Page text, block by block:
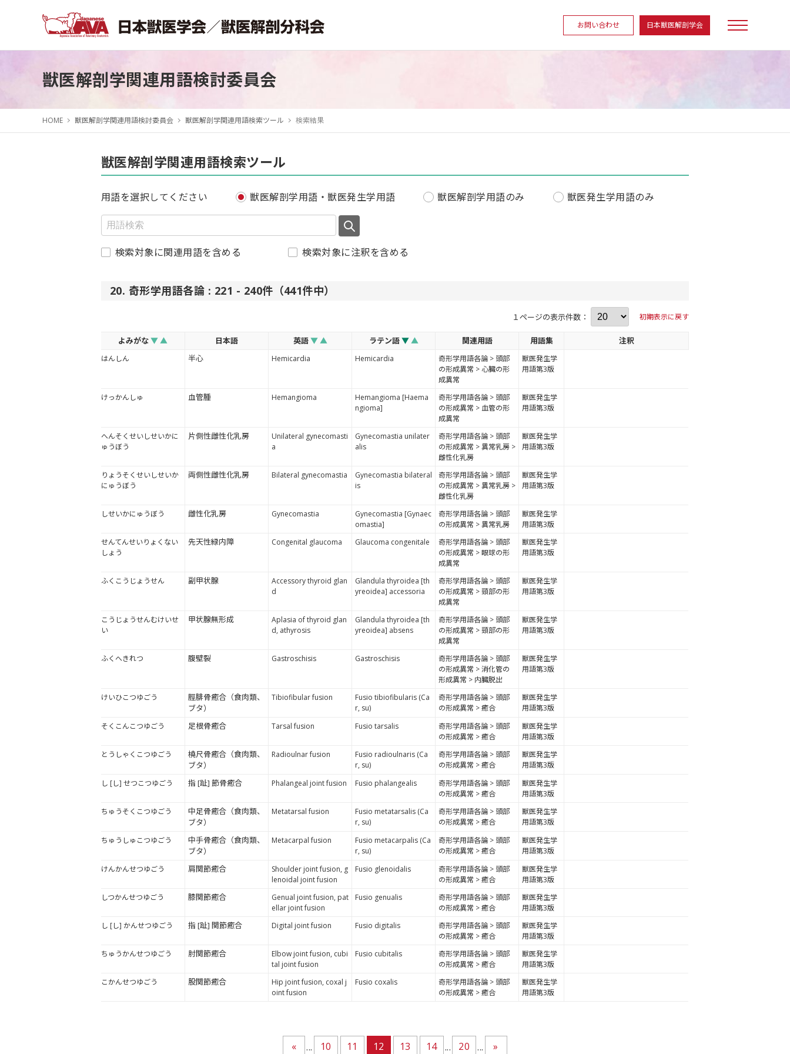
お問い合わせ 日本獣医解剖学会
獣医解剖学関連用語検討委員会
HOME 獣医解剖学関連用語検討委員会 獣医解剖学関連用語検索ツール 検索結果
獣医解剖学関連用語検索ツール
用語を選択してください 獣医解剖学用語・獣医発生学用語 獣医解剖学用語のみ 獣医発生学用語のみ
検索対象に関連用語を含める 検索対象に注釈を含める
20. 奇形学用語各論 : 221 - 240件（441件中）
１ページの表示件数： 初期表示に戻す
よみがな▼▲ 日本語 英語▼▲ ラテン語▼▲ 関連用語 用語集 注釈
はんしん 半心 Hemicardia Hemicardia
奇形学用語各論 > 頭部
の形成異常 > 心臓の形
成異常
獣医発生学
用語第3版
けっかんしゅ 血管腫 Hemangioma
Hemangioma [Haema
ngioma]
奇形学用語各論 > 頭部
の形成異常 > 血管の形
成異常
獣医発生学
用語第3版
へんそくせいしせいかに
ゅうぼう
片側性雌性化乳房
Unilateral gynecomasti
a
Gynecomastia unilater
alis
奇形学用語各論 > 頭部
の形成異常 > 異常乳房 >
雌性化乳房
獣医発生学
用語第3版
りょうそくせいしせいか
にゅうぼう
両側性雌性化乳房 Bilateral gynecomastia
Gynecomastia bilateral
is
奇形学用語各論 > 頭部
の形成異常 > 異常乳房 >
雌性化乳房
獣医発生学
用語第3版
しせいかにゅうぼう 雌性化乳房 Gynecomastia
Gynecomastia [Gynaec
omastia]
奇形学用語各論 > 頭部
の形成異常 > 異常乳房
獣医発生学
用語第3版
せんてんせいりょくない
しょう
先天性緑内障 Congenital glaucoma Glaucoma congenitale
奇形学用語各論 > 頭部
の形成異常 > 眼球の形
成異常
獣医発生学
用語第3版
ふくこうじょうせん 副甲状腺
Accessory thyroid glan
d
Glandula thyroidea [th
yreoidea] accessoria
奇形学用語各論 > 頭部
の形成異常 > 頸部の形
成異常
獣医発生学
用語第3版
こうじょうせんむけいせ
い
甲状腺無形成
Aplasia of thyroid glan
d, athyrosis
Glandula thyroidea [th
yreoidea] absens
奇形学用語各論 > 頭部
の形成異常 > 頸部の形
成異常
獣医発生学
用語第3版
ふくへきれつ 腹壁裂 Gastroschisis Gastroschisis
奇形学用語各論 > 頭部
の形成異常 > 消化管の
形成異常 > 内臓脱出
獣医発生学
用語第3版
けいひこつゆごう
脛腓骨癒合（食肉類、
ブタ）
Tibiofibular fusion
Fusio tibiofibularis (Ca
r, su)
奇形学用語各論 > 頭部
の形成異常 > 癒合
獣医発生学
用語第3版
そくこんこつゆごう
足根骨癒合 Tarsal fusion Fusio tarsalis
奇形学用語各論 > 頭部
の形成異常 > 癒合
獣医発生学
用語第3版
とうしゃくこつゆごう
橈尺骨癒合（食肉類、
ブタ）
Radioulnar fusion
Fusio radioulnaris (Ca
r, su)
奇形学用語各論 > 頭部
の形成異常 > 癒合
獣医発生学
用語第3版
し [し] せつこつゆごう
指 [趾] 節骨癒合 Phalangeal joint fusion Fusio phalangealis
奇形学用語各論 > 頭部
の形成異常 > 癒合
獣医発生学
用語第3版
ちゅうそくこつゆごう
中足骨癒合（食肉類、
ブタ）
Metatarsal fusion
Fusio metatarsalis (Ca
r, su)
奇形学用語各論 > 頭部
の形成異常 > 癒合
獣医発生学
用語第3版
ちゅうしゅこつゆごう
中手骨癒合（食肉類、
ブタ）
Metacarpal fusion
Fusio metacarpalis (Ca
r, su)
奇形学用語各論 > 頭部
の形成異常 > 癒合
獣医発生学
用語第3版
けんかんせつゆごう
肩関節癒合
Shoulder joint fusion, g
lenoidal joint fusion
Fusio glenoidalis
奇形学用語各論 > 頭部
の形成異常 > 癒合
獣医発生学
用語第3版
しつかんせつゆごう
膝関節癒合
Genual joint fusion, pat
ellar joint fusion
Fusio genualis
奇形学用語各論 > 頭部
の形成異常 > 癒合
獣医発生学
用語第3版
し [し] かんせつゆごう
指 [趾] 関節癒合 Digital joint fusion Fusio digitalis
奇形学用語各論 > 頭部
の形成異常 > 癒合
獣医発生学
用語第3版
ちゅうかんせつゆごう
肘関節癒合
Elbow joint fusion, cubi
tal joint fusion
Fusio cubitalis
奇形学用語各論 > 頭部
の形成異常 > 癒合
獣医発生学
用語第3版
こかんせつゆごう
股関節癒合
Hip joint fusion, coxal j
oint fusion
Fusio coxalis
奇形学用語各論 > 頭部
の形成異常 > 癒合
獣医発生学
用語第3版
« ... 10 11 12 13 14 ... 20 ... »